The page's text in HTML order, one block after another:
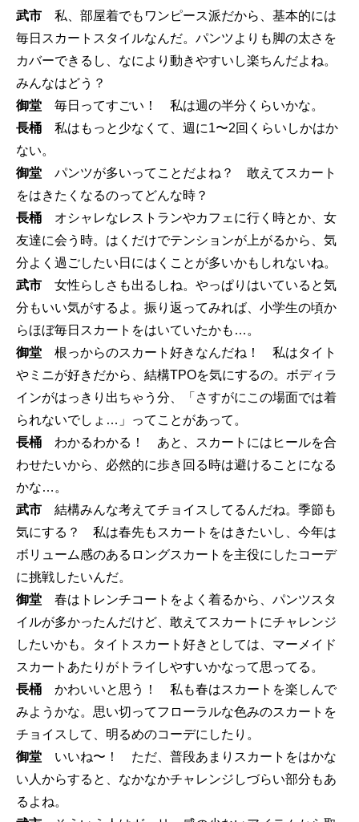
武市 私、部屋着でもワンピース派だから、基本的には
毎日スカートスタイルなんだ。パンツよりも脚の太さを
カバーできるし、なにより動きやすいし楽ちんだよね。
みんなはどう？
御堂 毎日ってすごい！ 私は週の半分くらいかな。
長桶 私はもっと少なくて、週に1〜2回くらいしかはか
ない。
御堂 パンツが多いってことだよね？ 敢えてスカート
をはきたくなるのってどんな時？
長桶 オシャレなレストランやカフェに行く時とか、女
友達に会う時。はくだけでテンションが上がるから、気
分よく過ごしたい日にはくことが多いかもしれないね。
武市 女性らしさも出るしね。やっぱりはいていると気
分もいい気がするよ。振り返ってみれば、小学生の頃か
らほぼ毎日スカートをはいていたかも…。
御堂 根っからのスカート好きなんだね！ 私はタイト
やミニが好きだから、結構TPOを気にするの。ボディラ
インがはっきり出ちゃう分、「さすがにこの場面では着
られないでしょ…」ってことがあって。
長桶 わかるわかる！ あと、スカートにはヒールを合
わせたいから、必然的に歩き回る時は避けることになる
かな…。
武市 結構みんな考えてチョイスしてるんだね。季節も
気にする？ 私は春先もスカートをはきたいし、今年は
ボリューム感のあるロングスカートを主役にしたコーデ
に挑戦したいんだ。
御堂 春はトレンチコートをよく着るから、パンツスタ
イルが多かったんだけど、敢えてスカートにチャレンジ
したいかも。タイトスカート好きとしては、マーメイド
スカートあたりがトライしやすいかなって思ってる。
長桶 かわいいと思う！ 私も春はスカートを楽しんで
みようかな。思い切ってフローラルな色みのスカートを
チョイスして、明るめのコーデにしたり。
御堂 いいね〜！ ただ、普段あまりスカートをはかな
い人からすると、なかなかチャレンジしづらい部分もあ
るよね。